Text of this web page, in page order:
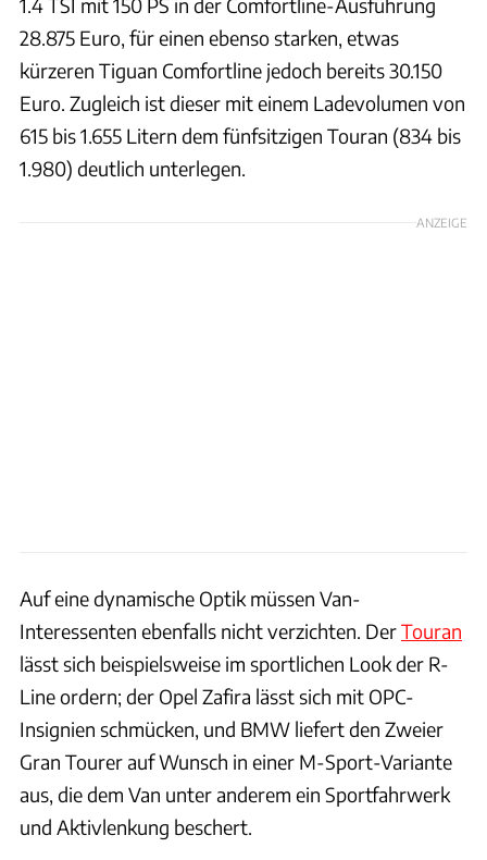
1.4 TSI mit 150 PS in der Comfortline-Ausführung
28.875 Euro, für einen ebenso starken, etwas
kürzeren Tiguan Comfortline jedoch bereits 30.150
Euro. Zugleich ist dieser mit einem Ladevolumen von
615 bis 1.655 Litern dem fünfsitzigen Touran (834 bis
1.980) deutlich unterlegen.
ANZEIGE
Auf eine dynamische Optik müssen Van-
Interessenten ebenfalls nicht verzichten. DerTouran
lässt sich beispielsweise im sportlichen Look der R-
Line ordern; der Opel Zafira lässt sich mit OPC-
Insignien schmücken, und BMW liefert den Zweier
Gran Tourer auf Wunsch in einer M-Sport-Variante
aus, die dem Van unter anderem ein Sportfahrwerk
und Aktivlenkung beschert.